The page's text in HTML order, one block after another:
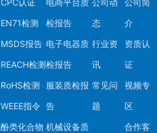
CPC认证
EN71检测
MSDS报告
REACH检测
RoHS检测
WEEE指令
酚类化合物
电商平台质
检报告
电子电器质
检报告
服装质检报
告
机械设备质
公司动
态
行业资
讯
常见问
题
公司简
介
资质认
证
视频专
区
合作客